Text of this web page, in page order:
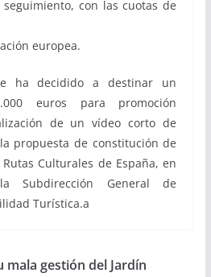
con las cuotas de
europea.
ha decidido a destinar un
euros para promoción
de un vídeo corto de
propuesta de constitución de
Culturales de España, en
Subdirección General de
Turística.a
mala gestión del Jardín